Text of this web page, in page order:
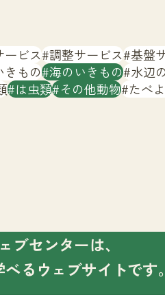
ービス 調整サービス 基盤
きもの 海のいきもの 水辺
は虫類 その他動物 たべ
ブセンターは、
る ウェブサイトです。